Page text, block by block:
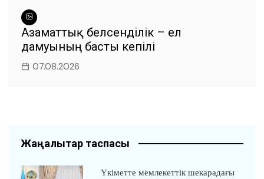
Азаматтық белсенділік – ел
дамуының басты кепілі
07.08.2026
Жаңалықтар таспасы
Үкіметте мемлекеттік шекарадағы